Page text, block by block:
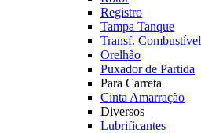
Registro
Tampa Tanque
Transf. Combustível
Orelhão
Puxador de Partida
Para Carreta
Cinta Amarração
Diversos
Lubrificantes